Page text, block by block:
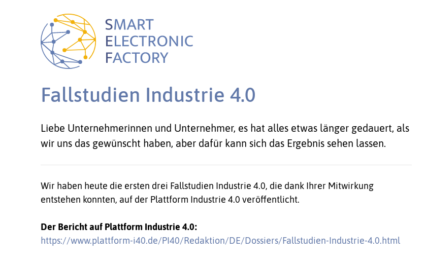
Fallstudien Industrie 4.0
Liebe Unternehmerinnen und Unternehmer, es hat alles etwas länger gedauert, als
wir uns das gewünscht haben, aber dafür kann sich das Ergebnis sehen lassen.
Wir haben heute die ersten drei Fallstudien Industrie 4.0, die dank Ihrer Mitwirkung
entstehen konnten, auf der Plattform Industrie 4.0 veröffentlicht.
Der Bericht auf Plattform Industrie 4.0:
https://www.plattform-i40.de/PI40/Redaktion/DE/Dossiers/Fallstudien-Industrie-4.0.html